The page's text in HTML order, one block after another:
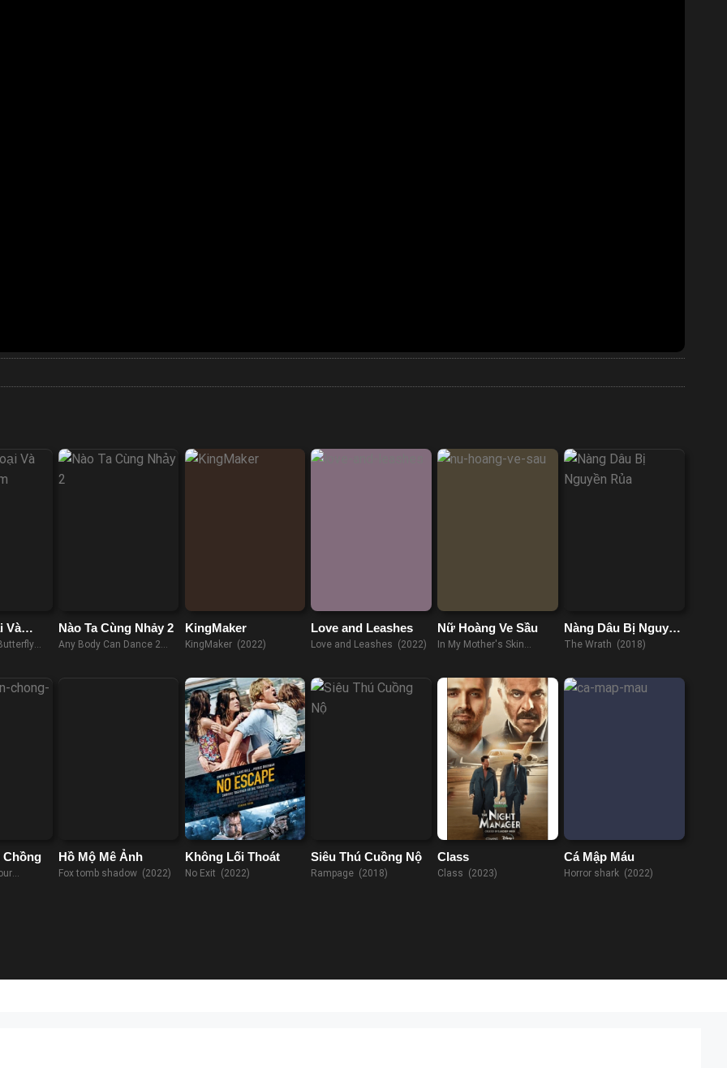
Và
Nào Ta Cùng Nhảy 2
Any Body Can Dance 2
KingMaker
KingMaker (2022)
Love and Leashes
Love and Leashes (2022)
Nữ Hoàng Ve Sầu
In My Mother's Skin
Nàng Dâu Bị Nguyền
Rủa
The Wrath (2018)
Chồng Hồ Mộ Mê Ảnh
Fox tomb shadow (2022)
Không Lối Thoát
No Exit (2022)
Siêu Thú Cuồng Nộ
Rampage (2018)
Class
Class (2023)
Cá Mập Máu
Horror shark (2022)